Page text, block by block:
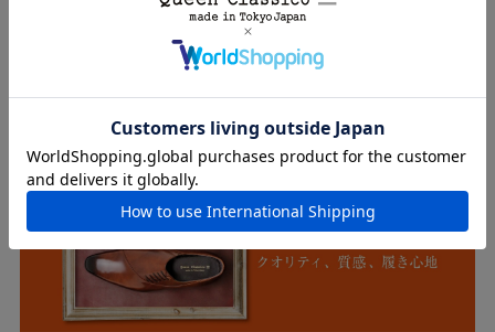
関連コンテンツ